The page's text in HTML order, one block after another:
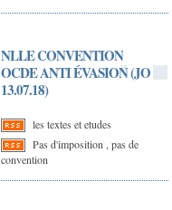
NLLE CONVENTION
OCDE ANTI ÉVASION (JO
13.07.18)
les textes et etudes
Pas d'imposition , pas de
convention